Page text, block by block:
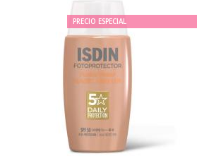
PRECIO ESPECIAL